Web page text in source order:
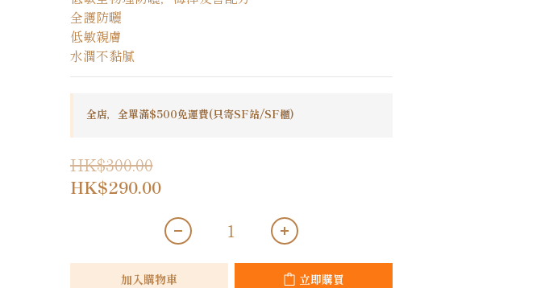
全護防曬
低敏親膚
水潤不黏膩
全店，全單滿$500免運費(只寄SF站/SF櫃)
HK$300.00
HK$290.00
加入購物車 立即購買